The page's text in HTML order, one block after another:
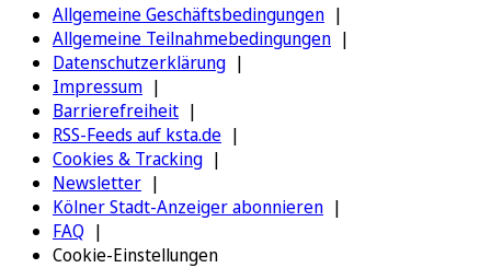
Allgemeine Geschäftsbedingungen
Allgemeine Teilnahmebedingungen
Datenschutzerklärung
Impressum
Barrierefreiheit
RSS-Feeds auf ksta.de
Cookies & Tracking
Newsletter
Kölner Stadt-Anzeiger abonnieren
FAQ
Cookie-Einstellungen